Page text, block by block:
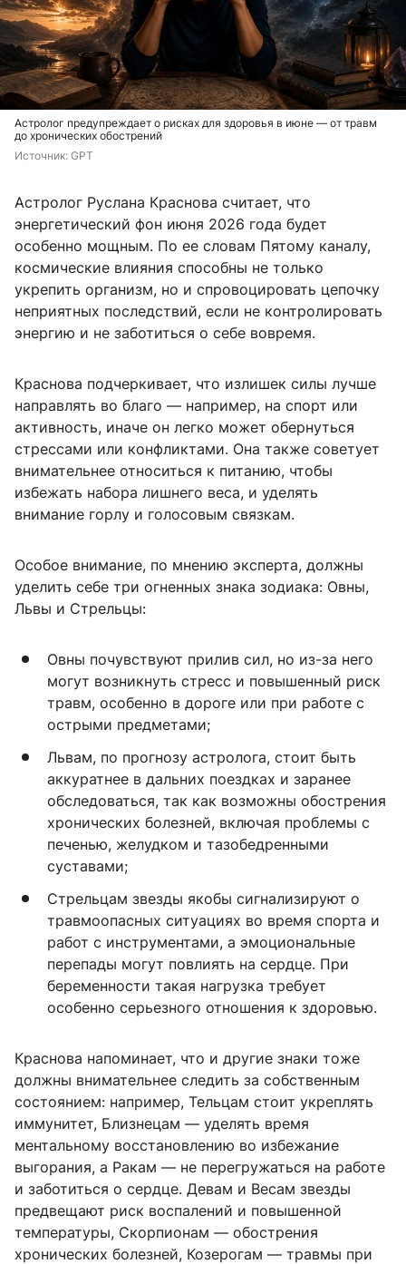
Астролог предупреждает о рисках для здоровья в июне — от травм
до хронических обострений
Источник: GPT
Астролог Руслана Краснова считает, что
энергетический фон июня 2026 года будет
особенно мощным. По ее словам Пятому каналу,
космические влияния способны не только
укрепить организм, но и спровоцировать цепочку
неприятных последствий, если не контролировать
энергию и не заботиться о себе вовремя.
Краснова подчеркивает, что излишек силы лучше
направлять во благо — например, на спорт или
активность, иначе он легко может обернуться
стрессами или конфликтами. Она также советует
внимательнее относиться к питанию, чтобы
избежать набора лишнего веса, и уделять
внимание горлу и голосовым связкам.
Особое внимание, по мнению эксперта, должны
уделить себе три огненных знака зодиака: Овны,
Львы и Стрельцы:
Овны почувствуют прилив сил, но из-за него
могут возникнуть стресс и повышенный риск
травм, особенно в дороге или при работе с
острыми предметами;
Львам, по прогнозу астролога, стоит быть
аккуратнее в дальних поездках и заранее
обследоваться, так как возможны обострения
хронических болезней, включая проблемы с
печенью, желудком и тазобедренными
суставами;
Стрельцам звезды якобы сигнализируют о
травмоопасных ситуациях во время спорта и
работ с инструментами, а эмоциональные
перепады могут повлиять на сердце. При
беременности такая нагрузка требует
особенно серьезного отношения к здоровью.
Краснова напоминает, что и другие знаки тоже
должны внимательнее следить за собственным
состоянием: например, Тельцам стоит укреплять
иммунитет, Близнецам — уделять время
ментальному восстановлению во избежание
выгорания, а Ракам — не перегружаться на работе
и заботиться о сердце. Девам и Весам звезды
предвещают риск воспалений и повышенной
температуры, Скорпионам — обострения
хронических болезней, Козерогам — травмы при